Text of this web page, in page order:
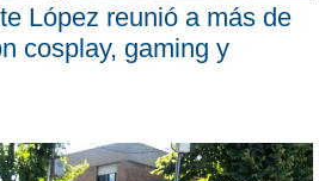
López reunió a más de
cosplay, gaming y